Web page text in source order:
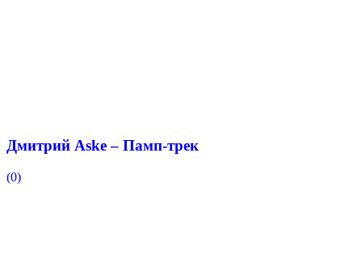
Дмитрий Aske – Памп-трек
(0)